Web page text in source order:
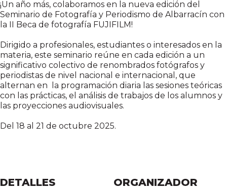
¡Un año más, colaboramos en la nueva edición del
Seminario de Fotografía y Periodismo de Albarracín con
la II Beca de fotografía FUJIFILM!
Dirigido a profesionales, estudiantes o interesados en la
materia, este seminario reúne en cada edición a un
significativo colectivo de renombrados fotógrafos y
periodistas de nivel nacional e internacional, que
alternan en la programación diaria las sesiones teóricas
con las prácticas, el análisis de trabajos de los alumnos y
las proyecciones audiovisuales.
Del 18 al 21 de octubre 2025.
DETALLES ORGANIZADOR